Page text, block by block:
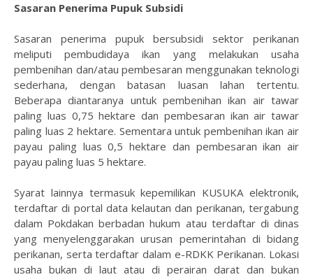
Sasaran Penerima Pupuk Subsidi
Sasaran penerima pupuk bersubsidi sektor perikanan
meliputi pembudidaya ikan yang melakukan usaha
pembenihan dan/atau pembesaran menggunakan teknologi
sederhana, dengan batasan luasan lahan tertentu.
Beberapa diantaranya untuk pembenihan ikan air tawar
paling luas 0,75 hektare dan pembesaran ikan air tawar
paling luas 2 hektare. Sementara untuk pembenihan ikan air
payau paling luas 0,5 hektare dan pembesaran ikan air
payau paling luas 5 hektare.
Syarat lainnya termasuk kepemilikan KUSUKA elektronik,
terdaftar di portal data kelautan dan perikanan, tergabung
dalam Pokdakan berbadan hukum atau terdaftar di dinas
yang menyelenggarakan urusan pemerintahan di bidang
perikanan, serta terdaftar dalam e-RDKK Perikanan. Lokasi
usaha bukan di laut atau di perairan darat dan bukan